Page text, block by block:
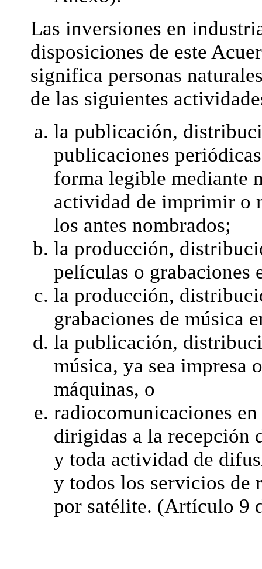
Las inversiones en
disposiciones de este
significa personas
de las siguientes
la publicación,
publicaciones
forma legible mediante
actividad de imprimir o
los antes nombrados;
la producción,
películas o grabaciones
la producción,
grabaciones de música
la publicación,
música, ya sea impresa
máquinas, o
radiocomunicaciones
dirigidas a la recepción
y toda actividad de
y todos los servicios de
por satélite. (Artículo 9